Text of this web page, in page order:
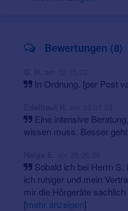
Gehörschutz
kostenloser Hörtest
Bewertungen (8)
In Ordnung. [per Post
Eine intensive
wissen muss. Besser
Sobald ich bei Herrn
ich ruhiger und mein
mir die Hörgeräte sachlich
[mehr anzeigen]